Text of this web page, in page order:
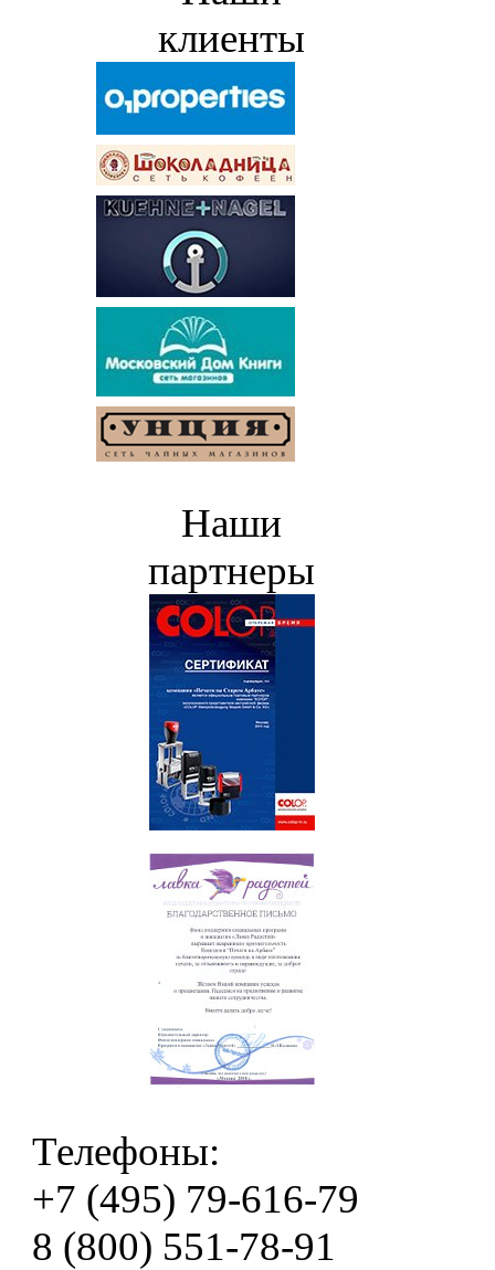
клиенты
Наши
партнеры
Телефоны:
+7 (495) 79-616-79
8 (800) 551-78-91